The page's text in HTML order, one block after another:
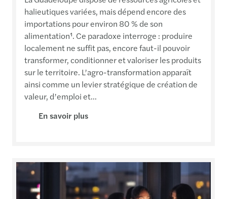
halieutiques variées, mais dépend encore des
importations pour environ 80 % de son
alimentation¹. Ce paradoxe interroge : produire
localement ne suffit pas, encore faut-il pouvoir
transformer, conditionner et valoriser les produits
sur le territoire. L’agro-transformation apparaît
ainsi comme un levier stratégique de création de
valeur, d’emploi et...
En savoir plus